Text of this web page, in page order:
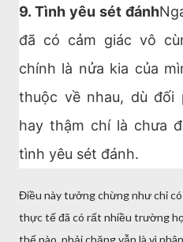
9. Tình yêu sét đánh
đã có cảm giác vô
chính là nửa kia của
thuộc về nhau, dù đối
hay thậm chí là chưa
tình yêu sét đánh.
Điều này tưởng chừng như chỉ
thực tế đã có rất nhiều trường